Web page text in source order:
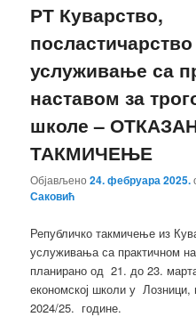
РТ Куварство,
услуживање са
наставом за
школе –
ТАКМИЧЕЊЕ
Објављено24. фебруара 2025.
Саковић
Републичко такмичење из
услуживања са практичном
планирано од 21. до 23.
економској школи у Лозници,
2024/25. године.